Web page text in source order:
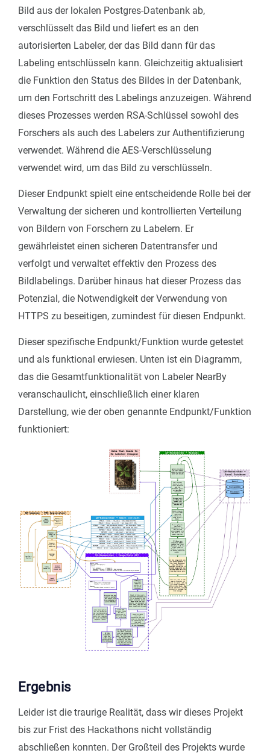
Bild aus der lokalen Postgres-Datenbank ab,
verschlüsselt das Bild und liefert es an den
autorisierten Labeler, der das Bild dann für das
Labeling entschlüsseln kann. Gleichzeitig aktualisiert
die Funktion den Status des Bildes in der Datenbank,
um den Fortschritt des Labelings anzuzeigen. Während
dieses Prozesses werden RSA-Schlüssel sowohl des
Forschers als auch des Labelers zur Authentifizierung
verwendet. Während die AES-Verschlüsselung
verwendet wird, um das Bild zu verschlüsseln.
Dieser Endpunkt spielt eine entscheidende Rolle bei der
Verwaltung der sicheren und kontrollierten Verteilung
von Bildern von Forschern zu Labelern. Er
gewährleistet einen sicheren Datentransfer und
verfolgt und verwaltet effektiv den Prozess des
Bildlabelings. Darüber hinaus hat dieser Prozess das
Potenzial, die Notwendigkeit der Verwendung von
HTTPS zu beseitigen, zumindest für diesen Endpunkt.
Dieser spezifische Endpunkt/Funktion wurde getestet
und als funktional erwiesen. Unten ist ein Diagramm,
das die Gesamtfunktionalität von Labeler NearBy
veranschaulicht, einschließlich einer klaren
Darstellung, wie der oben genannte Endpunkt/Funktion
funktioniert:
Ergebnis
Leider ist die traurige Realität, dass wir dieses Projekt
bis zur Frist des Hackathons nicht vollständig
abschließen konnten. Der Großteil des Projekts wurde